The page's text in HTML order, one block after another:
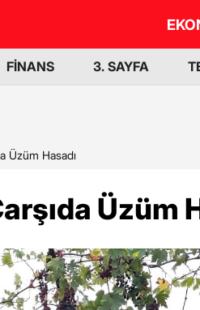
FİNANS 3. SAYFA
Üzüm Hasadı
Üzüm